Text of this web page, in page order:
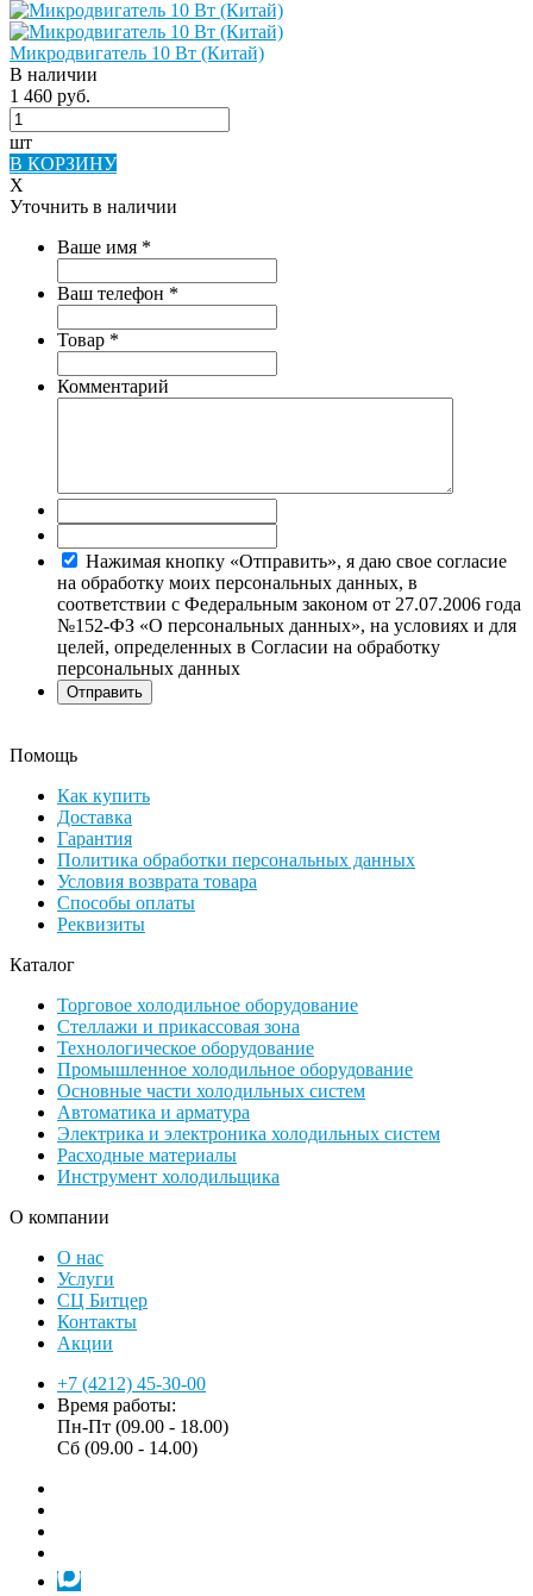
Микродвигатель 10 Вт (Китай)
В наличии
1 460 руб.
шт
В КОРЗИНУ
X
Уточнить в наличии
Ваше имя *
Ваш телефон *
Товар *
Комментарий
Нажимая кнопку «Отправить», я даю свое согласие
на обработку моих персональных данных, в
соответствии с Федеральным законом от 27.07.2006 года
№152-ФЗ «О персональных данных», на условиях и для
целей, определенных в Согласии на обработку
персональных данных
Помощь
Как купить
Доставка
Гарантия
Политика обработки персональных данных
Условия возврата товара
Способы оплаты
Реквизиты
Каталог
Торговое холодильное оборудование
Стеллажи и прикассовая зона
Технологическое оборудование
Промышленное холодильное оборудование
Основные части холодильных систем
Автоматика и арматура
Электрика и электроника холодильных систем
Расходные материалы
Инструмент холодильщика
О компании
О нас
Услуги
СЦ Битцер
Контакты
Акции
+7 (4212) 45-30-00
Время работы:
Пн-Пт (09.00 - 18.00)
Сб (09.00 - 14.00)